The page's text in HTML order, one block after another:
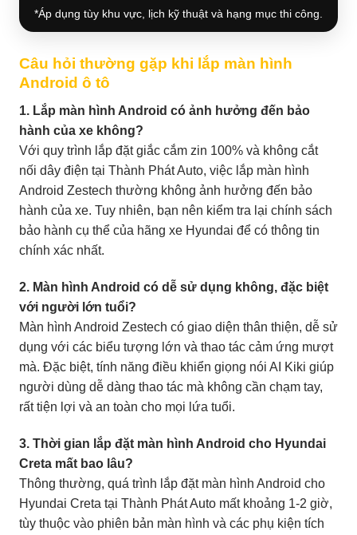
*Áp dụng tùy khu vực, lịch kỹ thuật và hạng mục thi công.
Câu hỏi thường gặp khi lắp màn hình
Android ô tô
1. Lắp màn hình Android có ảnh hưởng đến bảo
hành của xe không?
Với quy trình lắp đặt giắc cắm zin 100% và không cắt
nối dây điện tại Thành Phát Auto, việc lắp màn hình
Android Zestech thường không ảnh hưởng đến bảo
hành của xe. Tuy nhiên, bạn nên kiểm tra lại chính sách
bảo hành cụ thể của hãng xe Hyundai để có thông tin
chính xác nhất.
2. Màn hình Android có dễ sử dụng không, đặc biệt
với người lớn tuổi?
Màn hình Android Zestech có giao diện thân thiện, dễ sử
dụng với các biểu tượng lớn và thao tác cảm ứng mượt
mà. Đặc biệt, tính năng điều khiển giọng nói AI Kiki giúp
người dùng dễ dàng thao tác mà không cần chạm tay,
rất tiện lợi và an toàn cho mọi lứa tuổi.
3. Thời gian lắp đặt màn hình Android cho Hyundai
Creta mất bao lâu?
Thông thường, quá trình lắp đặt màn hình Android cho
Hyundai Creta tại Thành Phát Auto mất khoảng 1-2 giờ,
tùy thuộc vào phiên bản màn hình và các phụ kiện tích